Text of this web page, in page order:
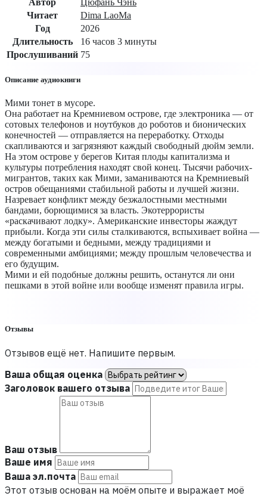
Читает
Dima LaoMa
Год
2026
Длительность
16 часов 3 минуты
Прослушиваний 75
Описание аудиокниги
Мими тонет в мусоре.
Она работает на Кремниевом острове, где электроника — от
сотовых телефонов и ноутбуков до роботов и бионических
конечностей — отправляется на переработку. Отходы
скапливаются и загрязняют каждый свободный дюйм земли.
На этом острове у берегов Китая плоды капитализма и
культуры потребления находят свой конец. Тысячи рабочих-
мигрантов, таких как Мими, заманиваются на Кремниевый
остров обещаниями стабильной работы и лучшей жизни.
Назревает конфликт между безжалостными местными
бандами, борющимися за власть. Экотеррористы
«раскачивают лодку». Американские инвесторы жаждут
прибыли. Когда эти силы сталкиваются, вспыхивает война —
между богатыми и бедными, между традициями и
современными амбициями; между прошлым человечества и
его будущим.
Мими и ей подобные должны решить, останутся ли они
пешками в этой войне или вообще изменят правила игры.
Отзывы
Отзывов ещё нет. Напишите первым.
Ваша общая оценка
Заголовок вашего отзыва
Ваш отзыв
Ваше имя
Ваша эл.почта
Этот отзыв основан на моём опыте и выражает моё